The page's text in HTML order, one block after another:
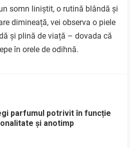
somn liniștit, o rutină blândă și
dimineață, vei observa o piele
și plină de viață – dovada că
în orele de odihnă.
parfumul potrivit în funcție
și anotimp